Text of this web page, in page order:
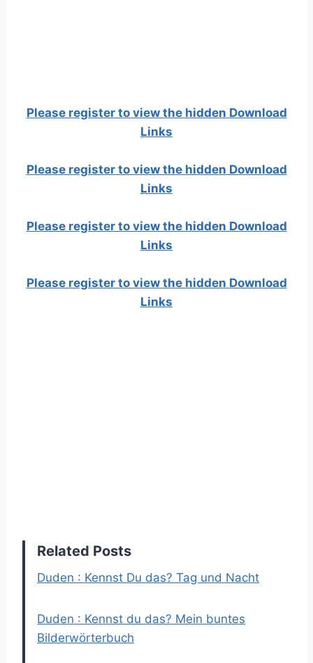
Please register to view the hidden Download
Links
Please register to view the hidden Download
Links
Please register to view the hidden Download
Links
Please register to view the hidden Download
Links
Related Posts
Duden : Kennst Du das? Tag und Nacht
Duden : Kennst du das? Mein buntes
Bilderwörterbuch